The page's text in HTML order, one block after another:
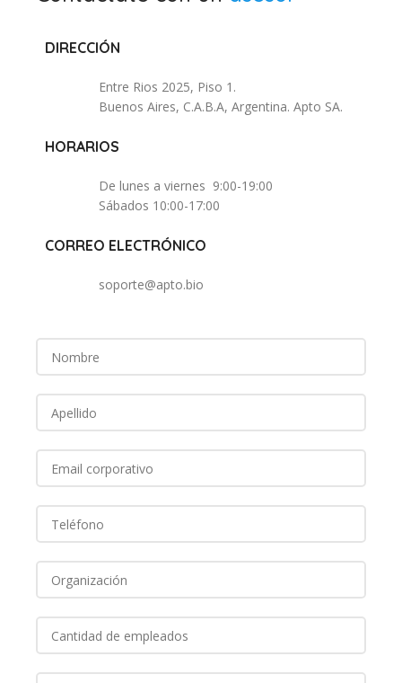
DIRECCIÓN
Entre Rios 2025, Piso 1.
Buenos Aires, C.A.B.A, Argentina. Apto SA.
HORARIOS
De lunes a viernes 9:00-19:00
Sábados 10:00-17:00
CORREO ELECTRÓNICO
soporte@apto.bio